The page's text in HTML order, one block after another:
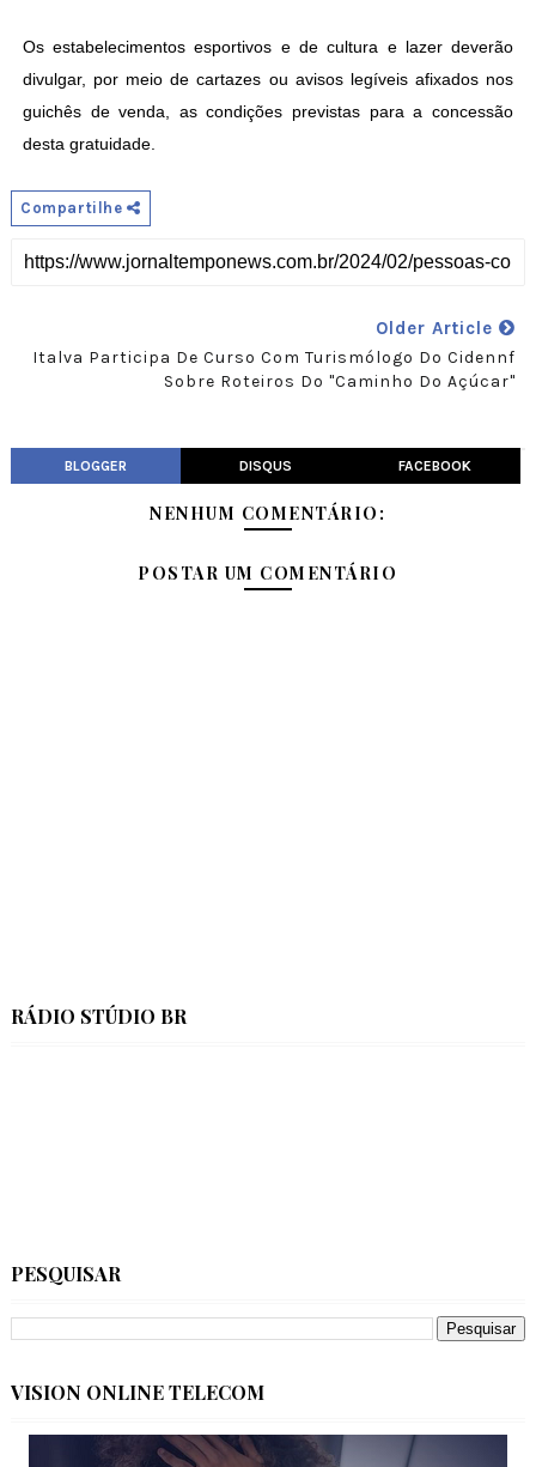
Os estabelecimentos esportivos e de cultura e lazer deverão
divulgar, por meio de cartazes ou avisos legíveis afixados nos
guichês de venda, as condições previstas para a concessão
desta gratuidade.
Compartilhe
Older Article
Italva Participa De Curso Com Turismólogo Do Cidennf
Sobre Roteiros Do "Caminho Do Açúcar"
BLOGGER DISQUS FACEBOOK
NENHUM COMENTÁRIO:
POSTAR UM COMENTÁRIO
RÁDIO STÚDIO BR
PESQUISAR
VISION ONLINE TELECOM